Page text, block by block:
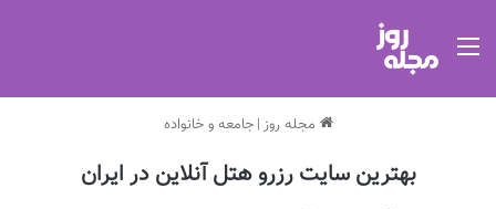
مجله روز | جامعه و خانواده
بهترین سایت رزرو هتل آنلاین در ایران